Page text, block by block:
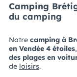
Camping
du camping
Notre camping à
en Vendée 4 étoiles
des plages en
de loisirs.